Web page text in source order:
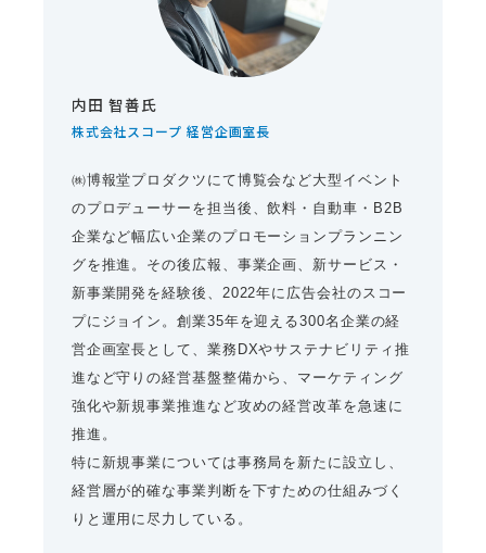
内田 智善氏
株式会社スコープ 経営企画室長
㈱博報堂プロダクツにて博覧会など大型イベント
のプロデューサーを担当後、飲料・自動車・B2B
企業など幅広い企業のプロモーションプランニン
グを推進。その後広報、事業企画、新サービス・
新事業開発を経験後、2022年に広告会社のスコー
プにジョイン。創業35年を迎える300名企業の経
営企画室長として、業務DXやサステナビリティ推
進など守りの経営基盤整備から、マーケティング
強化や新規事業推進など攻めの経営改革を急速に
推進。
特に新規事業については事務局を新たに設立し、
経営層が的確な事業判断を下すための仕組みづく
りと運用に尽力している。